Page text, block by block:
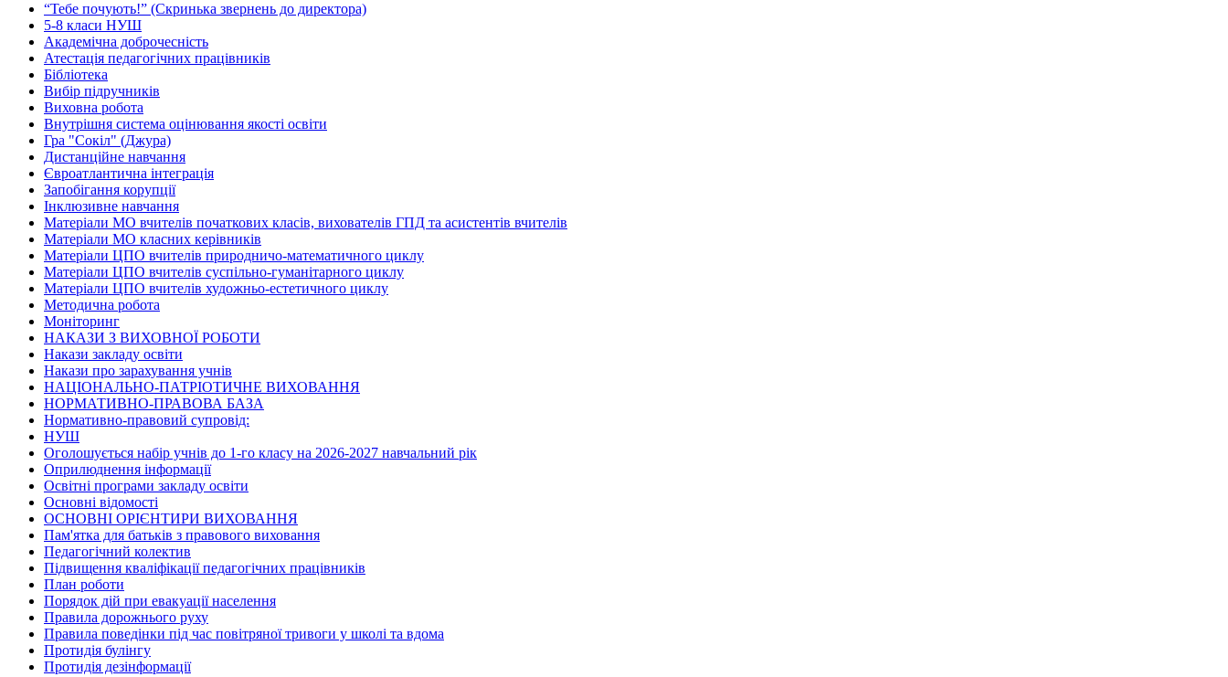
“Тебе почують!” (Скринька звернень до директора)
5-8 класи НУШ
Академічна доброчесність
Атестація педагогічних працівників
Бібліотека
Вибір підручників
Виховна робота
Внутрішня система оцінювання якості освіти
Гра "Сокіл" (Джура)
Дистанційне навчання
Євроатлантична інтеграція
Запобігання корупції
Інклюзивне навчання
Матеріали МО вчителів початкових класів, вихователів ГПД та асистентів вчителів
Матеріали МО класних керівників
Матеріали ЦПО вчителів природничо-математичного циклу
Матеріали ЦПО вчителів суспільно-гуманітарного циклу
Матеріали ЦПО вчителів художньо-естетичного циклу
Методична робота
Моніторинг
НАКАЗИ З ВИХОВНОЇ РОБОТИ
Накази закладу освіти
Накази про зарахування учнів
НАЦІОНАЛЬНО-ПАТРІОТИЧНЕ ВИХОВАННЯ
НОРМАТИВНО-ПРАВОВА БАЗА
Нормативно-правовий супровід:
НУШ
Оголошується набір учнів до 1-го класу на 2026-2027 навчальний рік
Оприлюднення інформації
Освітні програми закладу освіти
Основні відомості
ОСНОВНІ ОРІЄНТИРИ ВИХОВАННЯ
Пам'ятка для батьків з правового виховання
Педагогічний колектив
Підвищення кваліфікації педагогічних працівників
План роботи
Порядок дій при евакуації населення
Правила дорожнього руху
Правила поведінки під час повітряної тривоги у школі та вдома
Протидія булінгу
Протидія дезінформації